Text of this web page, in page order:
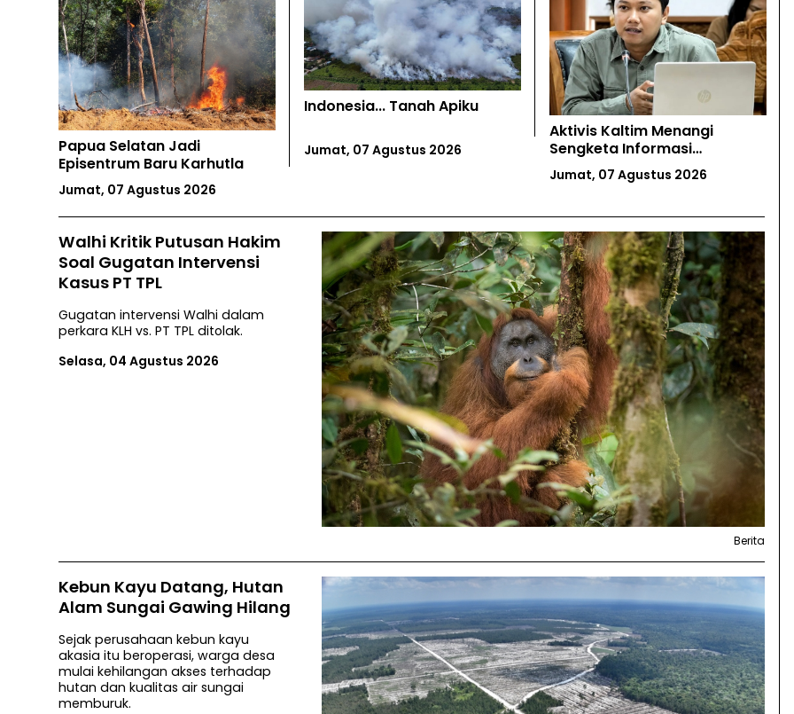
Papua Selatan Jadi
Episentrum Baru Karhutla
Jumat, 07 Agustus 2026
Indonesia... Tanah Apiku
Jumat, 07 Agustus 2026
Aktivis Kaltim Menangi
Sengketa Informasi
Lingkungan Vs KESDM
Jumat, 07 Agustus 2026
Walhi Kritik Putusan Hakim
Soal Gugatan Intervensi
Kasus PT TPL
Gugatan intervensi Walhi dalam
perkara KLH vs. PT TPL ditolak.
Selasa, 04 Agustus 2026
Berita
Kebun Kayu Datang, Hutan
Alam Sungai Gawing Hilang
Sejak perusahaan kebun kayu
akasia itu beroperasi, warga desa
mulai kehilangan akses terhadap
hutan dan kualitas air sungai
memburuk.